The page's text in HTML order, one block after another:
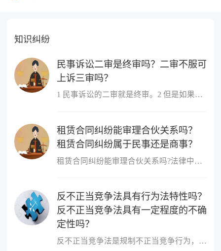
知识纠纷
民事诉讼二审是终审吗？二审不服可
上诉三审吗？
1 民事诉讼的二审就是终审。2 但是如果认为二审的判决书有错误,当...
租赁合同纠纷能审理合伙关系吗？
租赁合同纠纷属于民事还是商事？
租赁合同纠纷能审理合伙关系吗?法律中规定租赁合同纠纷不能审理合伙...
反不正当竞争法具有行为法特性吗？
反不正当竞争法具有一定程度的不确
定性吗？
反不正当竞争法是规制不正当竞争行为，维护市场竞争秩序和市场主体...